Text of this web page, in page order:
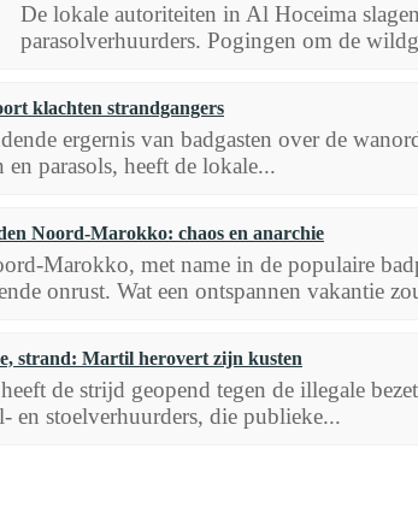
De lokale autoriteiten in Al Hoceima
parasolverhuurders. Pogingen om de
klachten strandgangers
ergernis van badgasten over de
en parasols, heeft de lokale...
Noord-Marokko: chaos en anarchie
Marokko, met name in de populaire
onrust. Wat een ontspannen vakantie
strand: Martil herovert zijn kusten
de strijd geopend tegen de illegale
en stoelverhuurders, die publieke...